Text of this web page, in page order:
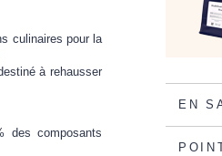
culinaires pour la
à rehausser
des composants
EN